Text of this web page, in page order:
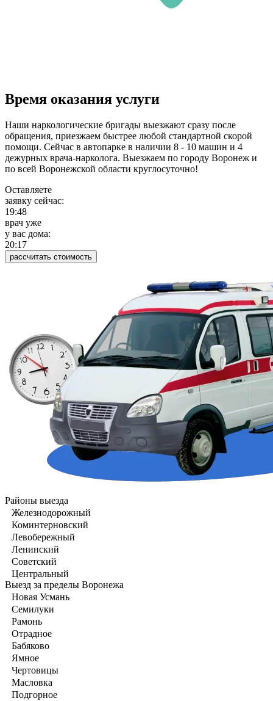
Время оказания услуги
Наши наркологические бригады выезжают сразу после
обращения, приезжаем быстрее любой стандартной скорой
помощи. Сейчас в автопарке в наличии 8 - 10 машин и 4
дежурных врача-нарколога. Выезжаем по городу Воронеж и
по всей Воронежской области круглосуточно!
Оставляете
заявку сейчас:
19:48
врач уже
у вас дома:
20:17
рассчитать стоимость
Районы выезда
Железнодорожный
Коминтерновский
Левобережный
Ленинский
Советский
Центральный
Выезд за пределы Воронежа
Новая Усмань
Семилуки
Рамонь
Отрадное
Бабяково
Ямное
Чертовицы
Масловка
Подгорное